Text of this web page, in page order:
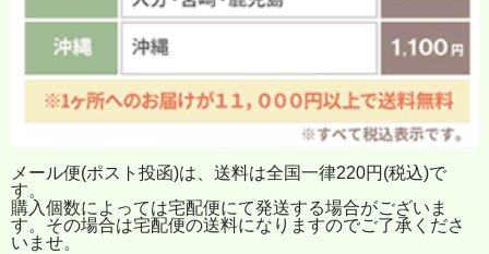
メール便(ポスト投函)は、送料は全国一律220円(税込)で
す。
購入個数によっては宅配便にて発送する場合がございま
す。その場合は宅配便の送料になりますのでご了承くださ
いませ。